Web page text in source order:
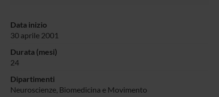
Data inizio
30 aprile 2001
Durata (mesi)
24
Dipartimenti
Neuroscienze, Biomedicina e Movimento